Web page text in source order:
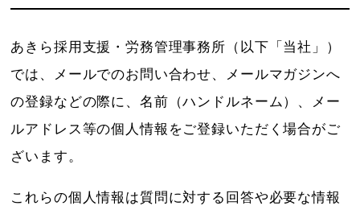
あきら採用支援・労務管理事務所（以下「当社」）
では、メールでのお問い合わせ、メールマガジンへ
の登録などの際に、名前（ハンドルネーム）、メー
ルアドレス等の個人情報をご登録いただく場合がご
ざいます。
これらの個人情報は質問に対する回答や必要な情報